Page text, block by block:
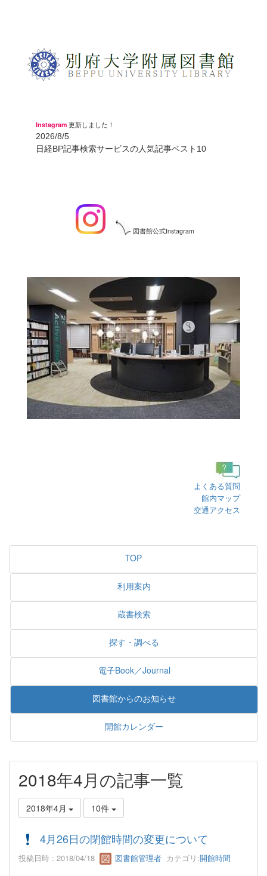
Instagram 更新しました！
2026/8/5
日経BP記事検索サービスの人気記事ベスト10
図書館公式Instagram
よくある質問
館内マップ
交通アクセス
TOP
利用案内
蔵書検索
探す・調べる
電子Book／Journal
図書館からのお知らせ
開館カレンダー
2018年4月の記事一覧
2018年4月 10件
4月26日の閉館時間の変更について
投稿日時 : 2018/04/18 図書館管理者 カテゴリ:開館時間